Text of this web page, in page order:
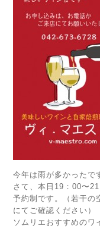
今年は雨が多かったで
さて、本日19：00〜
予約制です。（若干の
にてご確認ください）
ソムリエおすすめのワ